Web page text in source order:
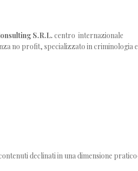
S.R.L. centro internazionale
no profit, specializzato in criminologia e
declinati in una dimensione